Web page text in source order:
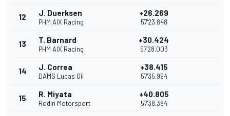
12 J. Duerksen
PHM AIX Racing
+26.269
57'23.848
13 T. Barnard
PHM AIX Racing
+30.424
57'28.003
14 J. Correa
DAMS Lucas Oil
+38.415
57'35.994
15 R. Miyata
Rodin Motorsport
+40.805
57'38.384